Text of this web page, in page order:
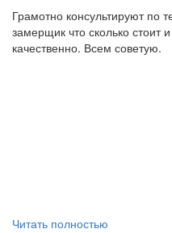
Грамотно консультируют по
замерщик что сколько стоит
качественно. Всем советую.
Читать полностью